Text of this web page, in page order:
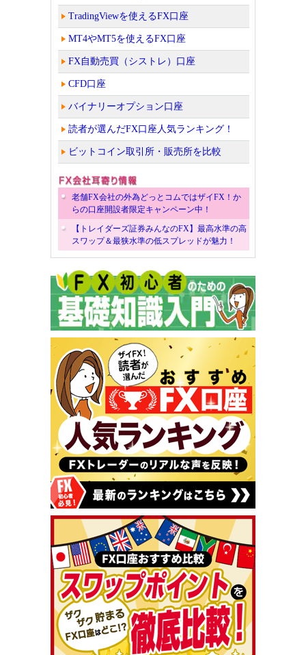
TradingViewを使えるFX口座
MT4やMT5を使えるFX口座
FX自動売買（シストレ）口座
CFD口座
バイナリーオプション口座
読者が選んだFX口座人気ランキング！
ビットコイン取引所・販売所を比較
老舗FX会社の外為どっとコムではザイFX！か
らの口座開設者限定キャンペーン中！
【トレイダーズ証券みんなのFX】最高水準の高
スワップ＆最狭水準の低スプレッドが魅力！